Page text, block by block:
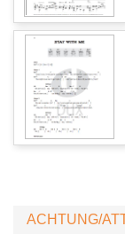
ACHTUNG/